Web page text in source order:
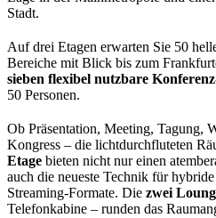
Stadt.
Auf drei Etagen erwarten Sie 50
Bereiche mit Blick bis zum
sieben flexibel nutzbare
50 Personen.
Ob Präsentation, Meeting, Tagung,
Kongress – die lichtdurchfluteten
Etage bieten nicht nur einen
auch die neueste Technik für
Streaming-Formate. Die zwei
Telefonkabine – runden das